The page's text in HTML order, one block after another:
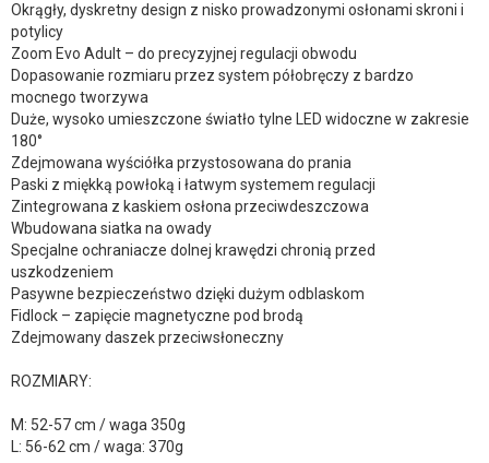
Okrągły, dyskretny design z nisko prowadzonymi osłonami skroni i
potylicy
Zoom Evo Adult – do precyzyjnej regulacji obwodu
Dopasowanie rozmiaru przez system półobręczy z bardzo
mocnego tworzywa
Duże, wysoko umieszczone światło tylne LED widoczne w zakresie
180°
Zdejmowana wyściółka przystosowana do prania
Paski z miękką powłoką i łatwym systemem regulacji
Zintegrowana z kaskiem osłona przeciwdeszczowa
Wbudowana siatka na owady
Specjalne ochraniacze dolnej krawędzi chronią przed
uszkodzeniem
Pasywne bezpieczeństwo dzięki dużym odblaskom
Fidlock – zapięcie magnetyczne pod brodą
Zdejmowany daszek przeciwsłoneczny
ROZMIARY:
M: 52-57 cm / waga 350g
L: 56-62 cm / waga: 370g